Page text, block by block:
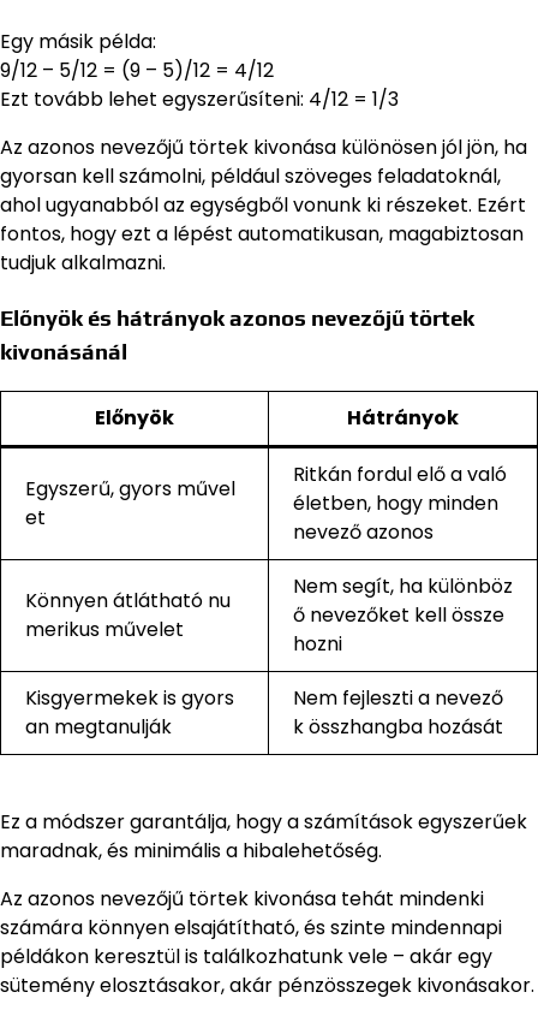
Egy másik példa:
9/12 – 5/12 = (9 – 5)/12 = 4/12
Ezt tovább lehet egyszerűsíteni: 4/12 = 1/3
Az azonos nevezőjű törtek kivonása különösen jól jön, ha
gyorsan kell számolni, például szöveges feladatoknál,
ahol ugyanabból az egységből vonunk ki részeket. Ezért
fontos, hogy ezt a lépést automatikusan, magabiztosan
tudjuk alkalmazni.
Előnyök és hátrányok azonos nevezőjű törtek
kivonásánál
Előnyök Hátrányok
Egyszerű, gyors művel
et
Ritkán fordul elő a való
életben, hogy minden
nevező azonos
Könnyen átlátható nu
merikus művelet
Nem segít, ha különböz
ő nevezőket kell össze
hozni
Kisgyermekek is gyors
an megtanulják
Nem fejleszti a nevező
k összhangba hozását
Ez a módszer garantálja, hogy a számítások egyszerűek
maradnak, és minimális a hibalehetőség.
Az azonos nevezőjű törtek kivonása tehát mindenki
számára könnyen elsajátítható, és szinte mindennapi
példákon keresztül is találkozhatunk vele – akár egy
sütemény elosztásakor, akár pénzösszegek kivonásakor.